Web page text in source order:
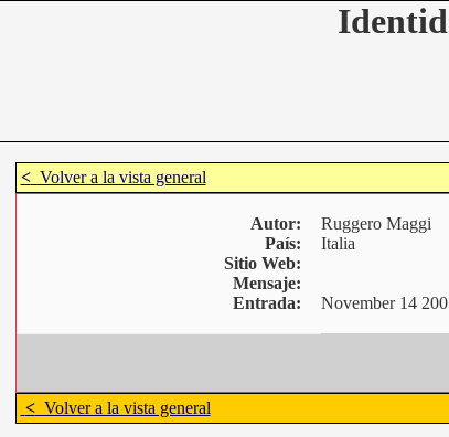
<Volver a la vista general
Autor:
País:
Sitio Web:
Mensaje:
Ruggero Maggi
Italia
Entrada: November 14
<Volver a la vista general